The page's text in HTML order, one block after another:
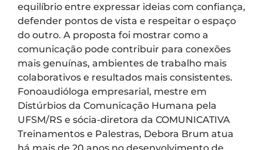
equilíbrio entre expressar ideias com confiança,
defender pontos de vista e respeitar o espaço
do outro. A proposta foi mostrar como a
comunicação pode contribuir para conexões
mais genuínas, ambientes de trabalho mais
colaborativos e resultados mais consistentes.
Fonoaudióloga empresarial, mestre em
Distúrbios da Comunicação Humana pela
UFSM/RS e sócia-diretora da COMUNICATIVA
Treinamentos e Palestras, Debora Brum atua